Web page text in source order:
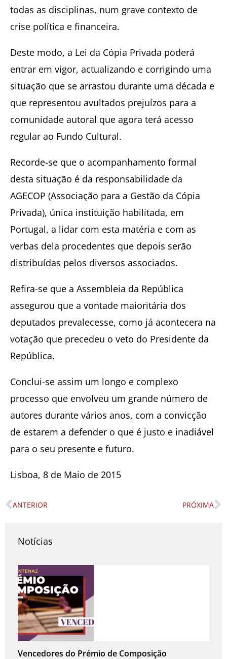
todas as disciplinas, num grave contexto de
crise política e financeira.
Deste modo, a Lei da Cópia Privada poderá
entrar em vigor, actualizando e corrigindo uma
situação que se arrastou durante uma década e
que representou avultados prejuízos para a
comunidade autoral que agora terá acesso
regular ao Fundo Cultural.
Recorde-se que o acompanhamento formal
desta situação é da responsabilidade da
AGECOP (Associação para a Gestão da Cópia
Privada), única instituição habilitada, em
Portugal, a lidar com esta matéria e com as
verbas dela procedentes que depois serão
distribuídas pelos diversos associados.
Refira-se que a Assembleia da República
assegurou que a vontade maioritária dos
deputados prevalecesse, como já acontecera na
votação que precedeu o veto do Presidente da
República.
Conclui-se assim um longo e complexo
processo que envolveu um grande número de
autores durante vários anos, com a convicção
de estarem a defender o que é justo e inadiável
para o seu presente e futuro.
Lisboa, 8 de Maio de 2015
Prev
ANTERIOR PRÓXIMA
Notícias
Vencedores do Prémio de Composição